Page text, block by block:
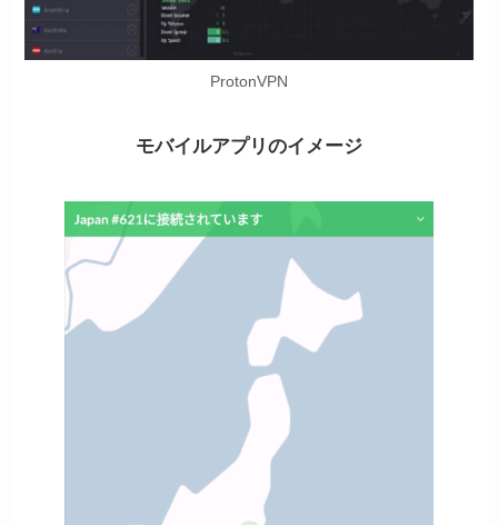
ProtonVPN
モバイルアプリのイメージ